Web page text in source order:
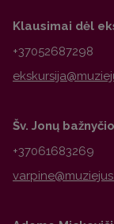
Klausimai dėl
+37052687298
Šv. Jonų
+37061683269